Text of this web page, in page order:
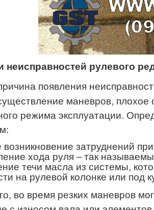
неисправностей рулевого
появления
маневров,
режима эксплуатации.
возникновение затруднений
хода руля – так
течи масла из системы,
на рулевой колонке или под
во время резких маневров